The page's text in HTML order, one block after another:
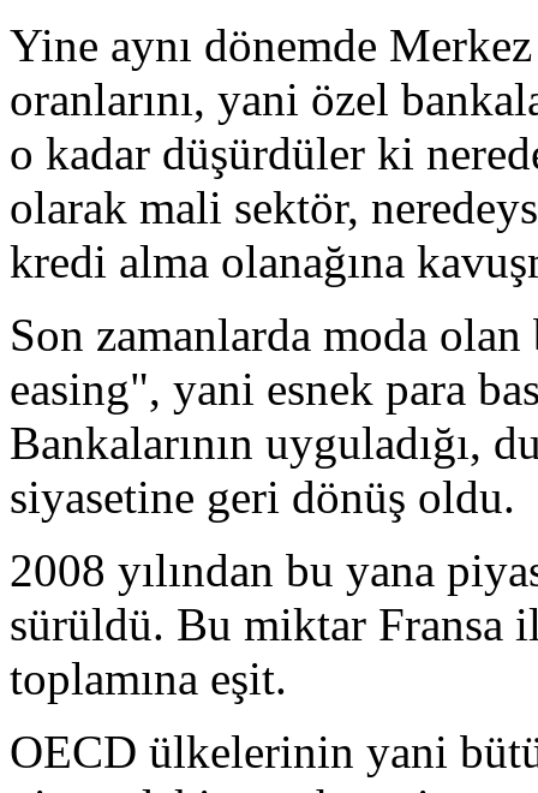
Yine aynı dönemde
oranlarını, yani özel
o kadar düşürdüler ki
olarak mali sektör,
kredi alma olanağına
Son zamanlarda moda
easing", yani esnek para
Bankalarının uyguladığı,
siyasetine geri dönüş oldu.
2008 yılından bu yana
sürüldü. Bu miktar Fransa
toplamına eşit.
OECD ülkelerinin yani